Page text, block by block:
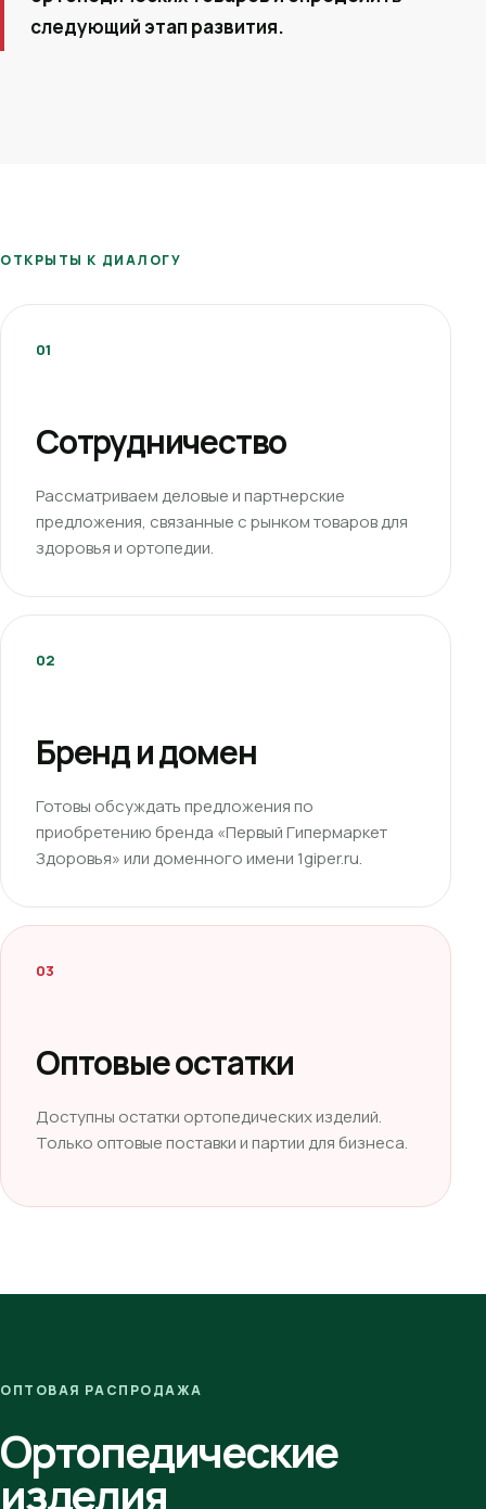
следующий этап развития.
ОТКРЫТЫ К ДИАЛОГУ
01
Сотрудничество
Рассматриваем деловые и партнерские
предложения, связанные с рынком товаров для
здоровья и ортопедии.
02
Бренд и домен
Готовы обсуждать предложения по
приобретению бренда «Первый Гипермаркет
Здоровья» или доменного имени 1giper.ru.
03
Оптовые остатки
Доступны остатки ортопедических изделий.
Только оптовые поставки и партии для бизнеса.
ОПТОВАЯ РАСПРОДАЖА
Ортопедические
изделия